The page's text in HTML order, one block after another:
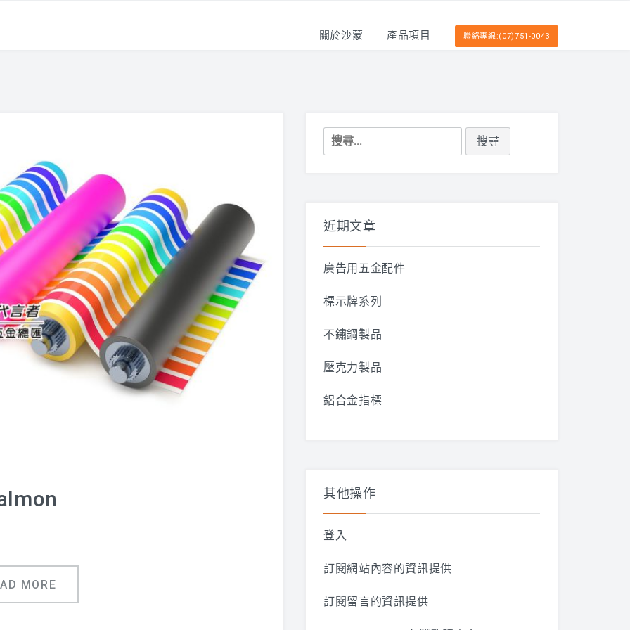
關於沙蒙 產品項目 聯絡專線:(07)751-0043
MORE
搜
尋
近期文章
廣告用五金配件
標示牌系列
不鏽鋼製品
壓克力製品
鋁合金指標
其他操作
登入
訂閱網站內容的資訊提供
訂閱留言的資訊提供